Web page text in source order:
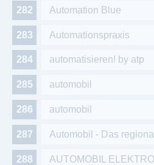
Automation Blue
Automationspraxis
automatisieren! by atp
automobil
automobil
Automobil - Das
AUTOMOBIL